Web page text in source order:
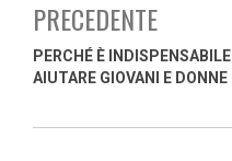
PRECEDENTE
PERCHÉ È INDISPENSABILE
AIUTARE GIOVANI E DONNE